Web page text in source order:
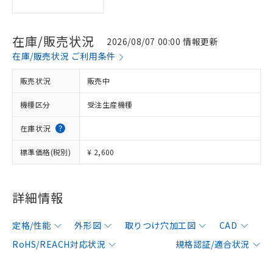
在庫/販売状況
2026/08/07 00:00 情報更新
在庫/販売状況 ご利用条件
販売状況 販売中
機種区分 受注生産機種
在庫状況
標準価格(税別) ¥ 2,600
詳細情報
定格/性能 外形図 取りつけ穴加工図
CAD
RoHS/REACH対応状況
規格認証/適合状況